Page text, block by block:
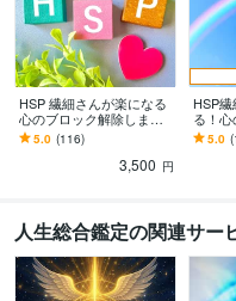
HSP 繊細さんが楽になる
心のブロック解除します
心が疲れやすく「生きづ
らい」・・・そんなあな
5.0 (116)
3,500 円
HSP
る！心
ます
になり
5.0
人生総合鑑定の関連サー